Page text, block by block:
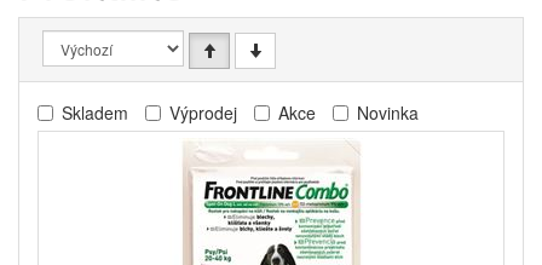
Skladem Výprodej Akce Novinka